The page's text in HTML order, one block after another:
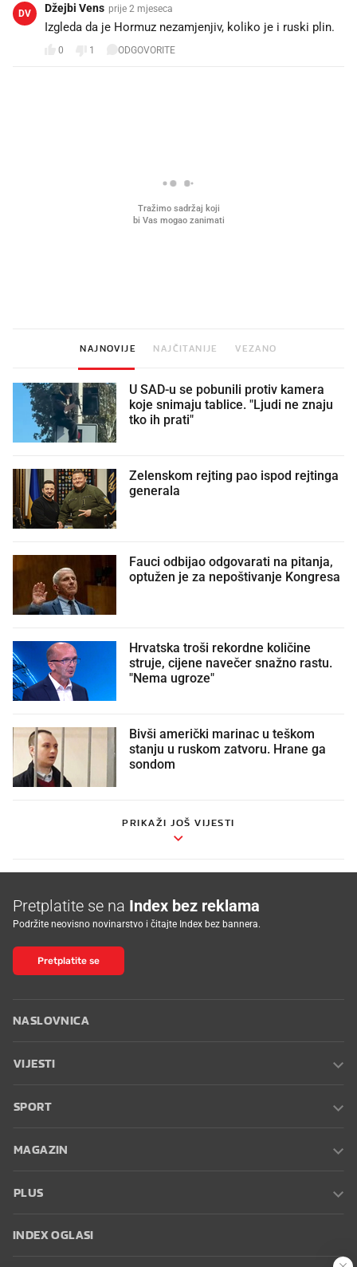
DV Džejbi Vens prije 2 mjeseca
Izgleda da je Hormuz nezamjenjiv, koliko je i ruski plin.
0 1 ODGOVORITE
NAJNOVIJE NAJČITANIJE VEZANO
U SAD-u se pobunili protiv kamera
koje snimaju tablice. "Ljudi ne znaju
tko ih prati"
Zelenskom rejting pao ispod rejtinga
generala
Fauci odbijao odgovarati na pitanja,
optužen je za nepoštivanje Kongresa
Hrvatska troši rekordne količine
struje, cijene navečer snažno rastu.
"Nema ugroze"
Bivši američki marinac u teškom
stanju u ruskom zatvoru. Hrane ga
sondom
PRIKAŽI JOŠ VIJESTI
Pretplatite se na Index bez reklama
Podržite neovisno novinarstvo i čitajte Index bez bannera.
Pretplatite se
NASLOVNICA
VIJESTI
SPORT
MAGAZIN
PLUS
INDEX OGLASI